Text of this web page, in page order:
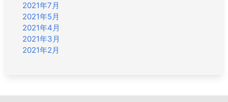
2021年7月
2021年5月
2021年4月
2021年3月
2021年2月